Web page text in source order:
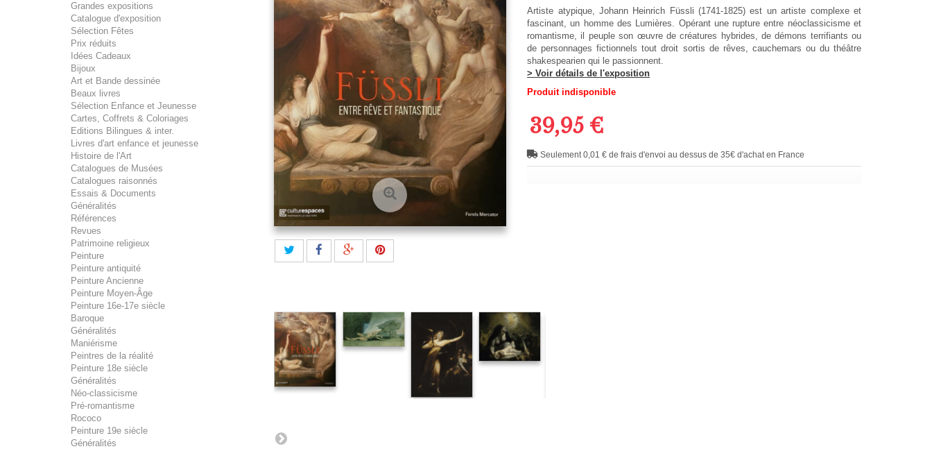
Grandes expositions
Catalogue d'exposition
Sélection Fêtes
Prix réduits
Idées Cadeaux
Bijoux
Art et Bande dessinée
Beaux livres
Sélection Enfance et Jeunesse
Cartes, Coffrets & Coloriages
Editions Bilingues & inter.
Livres d'art enfance et jeunesse
Histoire de l'Art
Catalogues de Musées
Catalogues raisonnés
Essais & Documents
Généralités
Références
Revues
Patrimoine religieux
Peinture
Peinture antiquité
Peinture Ancienne
Peinture Moyen-Âge
Peinture 16e-17e siècle
Baroque
Généralités
Maniérisme
Peintres de la réalité
Peinture 18e siècle
Généralités
Néo-classicisme
Pré-romantisme
Rococo
Peinture 19e siècle
Généralités
Artiste atypique, Johann Heinrich Füssli (1741-1825) est un artiste complexe et
fascinant, un homme des Lumières. Opérant une rupture entre néoclassicisme et
romantisme, il peuple son œuvre de créatures hybrides, de démons terrifiants ou
de personnages fictionnels tout droit sortis de rêves, cauchemars ou du théâtre
shakespearien qui le passionnent.
> Voir détails de l'exposition
Produit indisponible
39,95 €
Seulement 0,01 € de frais d'envoi au dessus de 35€ d'achat en France